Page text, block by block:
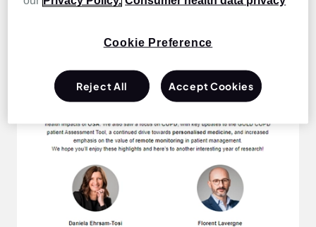
newsletterami
Cookie Preference
Reject All Accept Cookies